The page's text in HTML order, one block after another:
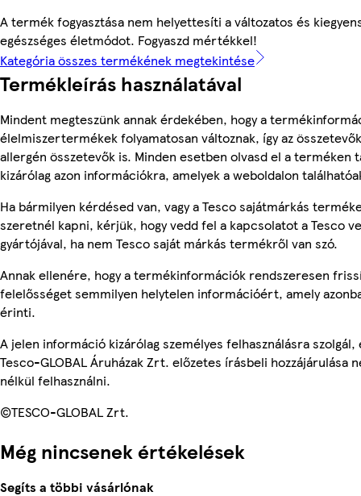
A termék fogyasztása nem helyettesíti a változatos és
egészséges életmódot. Fogyaszd mértékkel!
Kategória összes termékének megtekintése
Termékleírás használatával
Mindent megteszünk annak érdekében, hogy a
élelmiszertermékek folyamatosan változnak, így az
allergén összetevők is. Minden esetben olvasd el a terméken
kizárólag azon információkra, amelyek a weboldalon
Ha bármilyen kérdésed van, vagy a Tesco sajátmárkás
szeretnél kapni, kérjük, hogy vedd fel a kapcsolatot a Tesco
gyártójával, ha nem Tesco saját márkás termékről van szó.
Annak ellenére, hogy a termékinformációk rendszeresen
felelősséget semmilyen helytelen információért, amely
érinti.
A jelen információ kizárólag személyes felhasználásra
Tesco-GLOBAL Áruházak Zrt. előzetes írásbeli hozzájárulása
nélkül felhasználni.
©TESCO-GLOBAL Zrt.
Még nincsenek értékelések
Segíts a többi vásárlónak